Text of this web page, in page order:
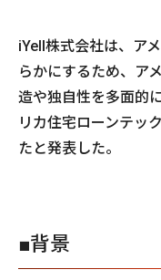
iYell株式会社は、ア
らかにするため、ア
造や独自性を多面的
リカ住宅ローンテッ
たと発表した。
■背景